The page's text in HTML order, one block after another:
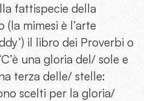
fattispecie della
mimesi è l’arte
il libro dei Proverbi o
una gloria del/ sole e
terza delle/ stelle:
scelti per la gloria/